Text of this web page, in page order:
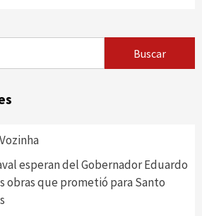
esperan del Gobernador Eduardo
obras que prometió para Santo